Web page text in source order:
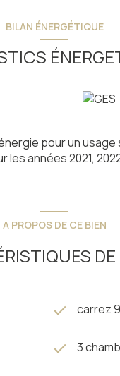
insert, une cuisine
buanderie.
cette maison
et discret.
à Loudenvielle !
BILAN ÉNERGÉTIQUE
pour un
les années 2021,
A PROPOS DE CE BIEN
DE
carrez
3